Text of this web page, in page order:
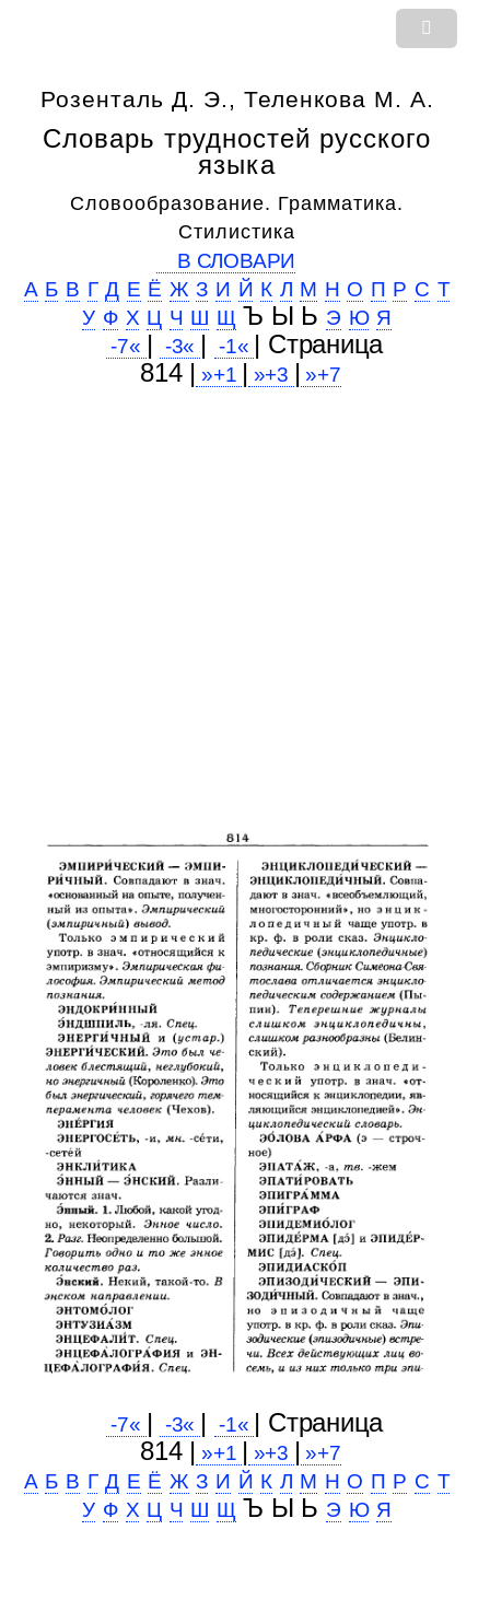
Розенталь Д. Э., Теленкова М. А.
Словарь трудностей русского
языка
Словообразование. Грамматика.
Стилистика
В СЛОВАРИ
А Б В Г Д Е Ё Ж З И Й К Л М Н О П Р С Т
У Ф Х Ц Ч Ш Щ Ъ Ы Ь Э Ю Я
-7« | -3« | -1« | Cтраница
814 | »+1 | »+3 | »+7
-7« | -3« | -1« | Cтраница
814 | »+1 | »+3 | »+7
А Б В Г Д Е Ё Ж З И Й К Л М Н О П Р С Т
У Ф Х Ц Ч Ш Щ Ъ Ы Ь Э Ю Я